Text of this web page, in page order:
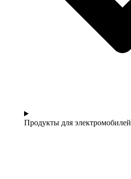
Продукты для электромобилей